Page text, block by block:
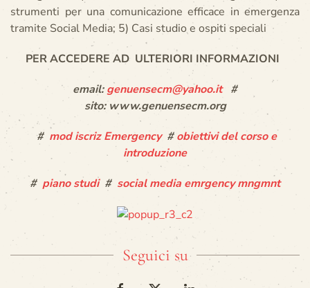
strumenti per una comunicazione efficace in emergenza
tramite Social Media; 5) Casi studio e ospiti speciali
PER ACCEDERE AD ULTERIORI INFORMAZIONI
email:genuensecm@yahoo.it#
sito: www.genuensecm.org
# mod iscriz Emergency#obiettivi del corso e
introduzione
# piano studi# social media emrgency mngmnt
Seguici su